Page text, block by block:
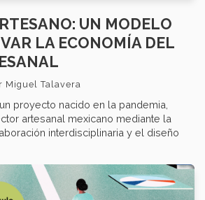
UN MODELO
LA ECONOMÍA DEL
Miguel Talavera
proyecto nacido en la pandemia,
artesanal mexicano mediante la
interdisciplinaria y el diseño